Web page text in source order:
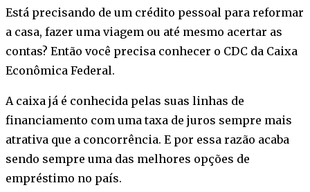
Está precisando de um crédito pessoal para reformar
a casa, fazer uma viagem ou até mesmo acertar as
contas? Então você precisa conhecer o CDC da Caixa
Econômica Federal.
A caixa já é conhecida pelas suas linhas de
financiamento com uma taxa de juros sempre mais
atrativa que a concorrência. E por essa razão acaba
sendo sempre uma das melhores opções de
empréstimo no país.